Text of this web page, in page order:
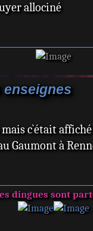
allociné
c`était
Gaumont à
dingues sont